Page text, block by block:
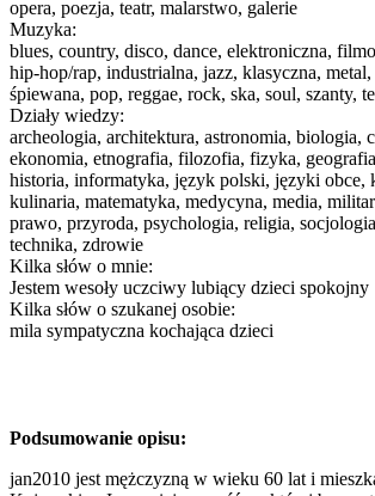
opera, poezja, teatr, malarstwo, galerie
Muzyka:
blues, country, disco, dance, elektroniczna,
hip-hop/rap, industrialna, jazz, klasyczna, metal,
śpiewana, pop, reggae, rock, ska, soul, szanty,
Działy wiedzy:
archeologia, architektura, astronomia, biologia,
ekonomia, etnografia, filozofia, fizyka,
historia, informatyka, język polski, języki obce,
kulinaria, matematyka, medycyna, media,
prawo, przyroda, psychologia, religia,
technika, zdrowie
Kilka słów o mnie:
Jestem wesoły uczciwy lubiący dzieci spokojny
Kilka słów o szukanej osobie:
mila sympatyczna kochająca dzieci
Podsumowanie opisu:
jan2010 jest mężczyzną w wieku 60 lat i